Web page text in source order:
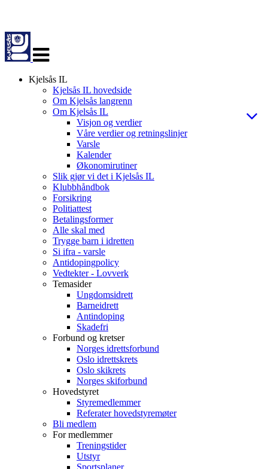
navigasjon
Kjelsås IL
Kjelsås IL hovedside
Om Kjelsås langrenn
Om Kjelsås IL
Visjon og verdier
Våre verdier og retningslinjer
Varsle
Kalender
Økonomirutiner
Slik gjør vi det i Kjelsås IL
Klubbhåndbok
Forsikring
Politiattest
Betalingsformer
Alle skal med
Trygge barn i idretten
Si ifra - varsle
Antidopingpolicy
Vedtekter - Lovverk
Temasider
Ungdomsidrett
Barneidrett
Antindoping
Skadefri
Forbund og kretser
Norges idrettsforbund
Oslo idrettskrets
Oslo skikrets
Norges skiforbund
Hovedstyret
Styremedlemmer
Referater hovedstyremøter
Bli medlem
For medlemmer
Treningstider
Utstyr
Sportsplaner